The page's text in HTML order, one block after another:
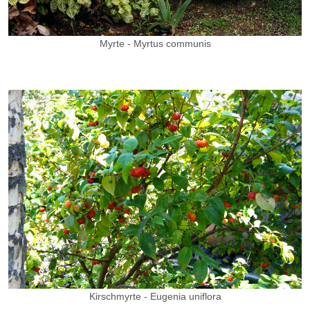
Myrte - Myrtus communis
Kirschmyrte - Eugenia uniflora